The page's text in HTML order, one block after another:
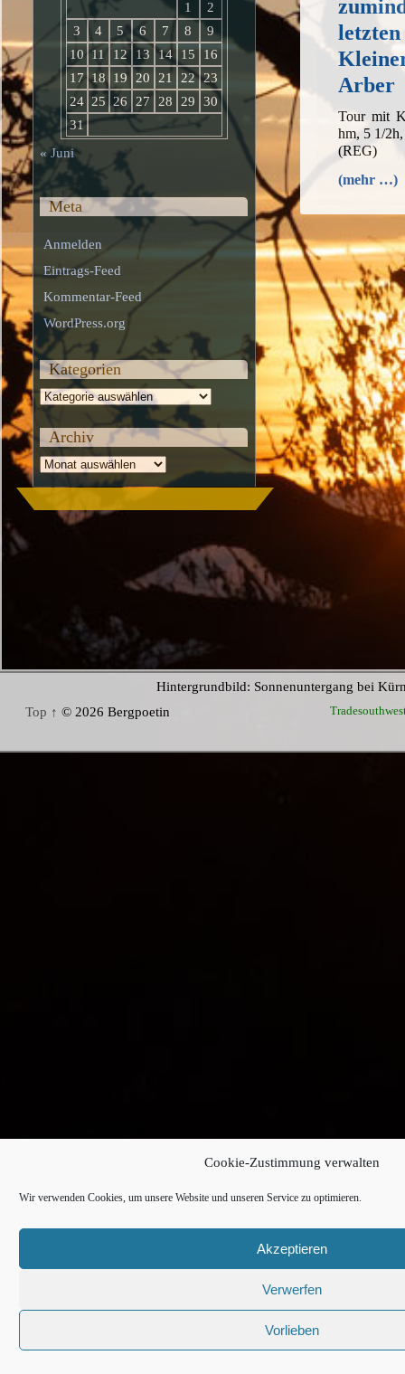
Cookie-Zustimmung verwalten
Wir verwenden Cookies, um unsere Website und unseren Service zu optimieren.
Akzeptieren
Verwerfen
Vorlieben
letzten
Arber
Tour mit
hm, 5 1/
(REG)
(mehr …)
1
2
3
4 5 6 7 8
9
10
11 12 13 14 15
16
17 18 19 20 21 22 23
24 25 26 27 28 29
30
31
« Juni
Meta
Anmelden
Eintrags-Feed
Kommentar-Feed
WordPress.org
Kategorien
Kategorien
Archiv
Archiv
Hintergrundbild: Sonnenuntergang bei
Top ↑ © 2026 Bergpoetin